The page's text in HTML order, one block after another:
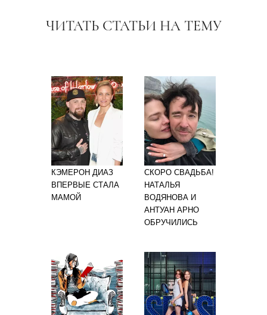
ЧИТАТЬ СТАТЬИ НА ТЕМУ
КЭМЕРОН ДИАЗ
ВПЕРВЫЕ СТАЛА
МАМОЙ
СКОРО СВАДЬБА!
НАТАЛЬЯ
ВОДЯНОВА И
АНТУАН АРНО
ОБРУЧИЛИСЬ